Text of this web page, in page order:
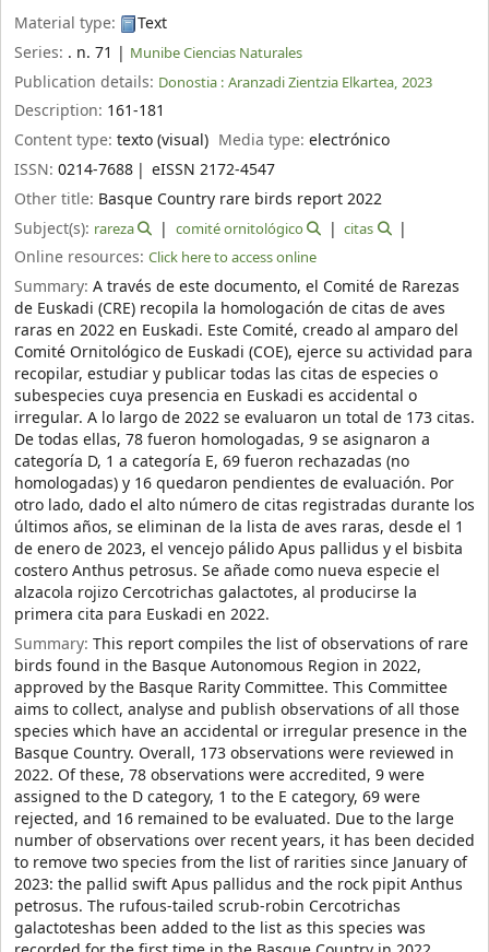
Material type:
Text
Series: . n. 71 | Munibe Ciencias Naturales
Publication details: Donostia : Aranzadi Zientzia Elkartea, 2023
Description: 161-181
Content type: texto (visual) Media type:electrónico
ISSN: 0214-7688
eISSN 2172-4547
Other title: Basque Country rare birds report 2022
Subject(s): rareza comité ornitológico citas
Online resources: Click here to access online
Summary: A través de este documento, el Comité de Rarezas
de Euskadi (CRE) recopila la homologación de citas de aves
raras en 2022 en Euskadi. Este Comité, creado al amparo del
Comité Ornitológico de Euskadi (COE), ejerce su actividad para
recopilar, estudiar y publicar todas las citas de especies o
subespecies cuya presencia en Euskadi es accidental o
irregular. A lo largo de 2022 se evaluaron un total de 173 citas.
De todas ellas, 78 fueron homologadas, 9 se asignaron a
categoría D, 1 a categoría E, 69 fueron rechazadas (no
homologadas) y 16 quedaron pendientes de evaluación. Por
otro lado, dado el alto número de citas registradas durante los
últimos años, se eliminan de la lista de aves raras, desde el 1
de enero de 2023, el vencejo pálido Apus pallidus y el bisbita
costero Anthus petrosus. Se añade como nueva especie el
alzacola rojizo Cercotrichas galactotes, al producirse la
primera cita para Euskadi en 2022.
Summary: This report compiles the list of observations of rare
birds found in the Basque Autonomous Region in 2022,
approved by the Basque Rarity Committee. This Committee
aims to collect, analyse and publish observations of all those
species which have an accidental or irregular presence in the
Basque Country. Overall, 173 observations were reviewed in
2022. Of these, 78 observations were accredited, 9 were
assigned to the D category, 1 to the E category, 69 were
rejected, and 16 remained to be evaluated. Due to the large
number of observations over recent years, it has been decided
to remove two species from the list of rarities since January of
2023: the pallid swift Apus pallidus and the rock pipit Anthus
petrosus. The rufous-tailed scrub-robin Cercotrichas
galactoteshas been added to the list as this species was